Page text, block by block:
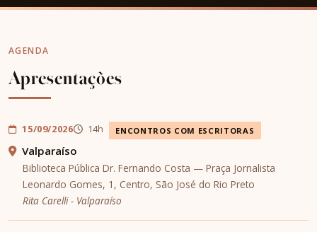
AGENDA
Apresentações
15/09/2026 14h ENCONTROS COM ESCRITORAS
Valparaíso
Biblioteca Pública Dr. Fernando Costa — Praça Jornalista
Leonardo Gomes, 1, Centro, São José do Rio Preto
Rita Carelli - Valparaíso